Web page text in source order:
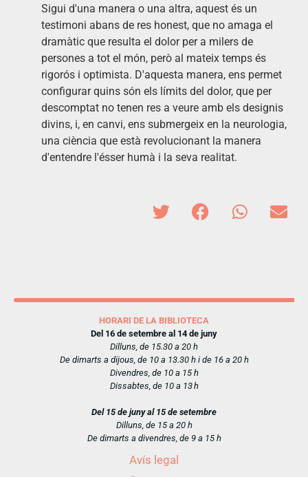
Sigui d'una manera o una altra, aquest és un
testimoni abans de res honest, que no amaga el
dramàtic que resulta el dolor per a milers de
persones a tot el món, però al mateix temps és
rigorós i optimista. D'aquesta manera, ens permet
configurar quins són els límits del dolor, que per
descomptat no tenen res a veure amb els designis
divins, i, en canvi, ens submergeix en la neurologia,
una ciència que està revolucionant la manera
d'entendre l'ésser humà i la seva realitat.
HORARI DE LA BIBLIOTECA
Del 16 de setembre al 14 de juny
Dilluns, de 15.30 a 20 h
De dimarts a dijous, de 10 a 13.30 h i de 16 a 20 h
Divendres, de 10 a 15 h
Dissabtes, de 10 a 13 h
Del 15 de juny al 15 de setembre
Dilluns, de 15 a 20 h
De dimarts a divendres, de 9 a 15 h
Avís legal